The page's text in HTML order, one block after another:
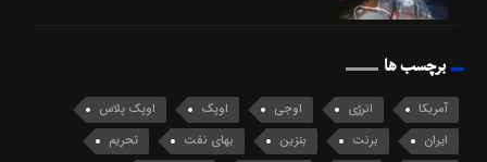
برچسب ها
آمریکا انرژی اوجی اوپک
اوپک پلاس
ایران
برنت بنزین بهای نفت
تحریم